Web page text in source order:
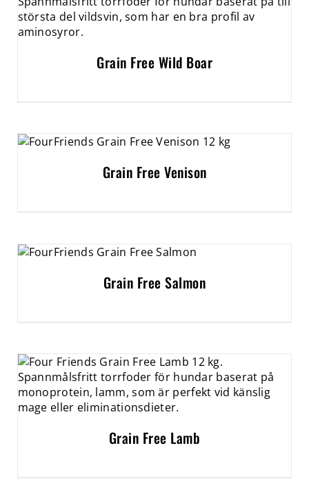
Grain Free Wild Boar
Grain Free Venison
Grain Free Salmon
Grain Free Lamb